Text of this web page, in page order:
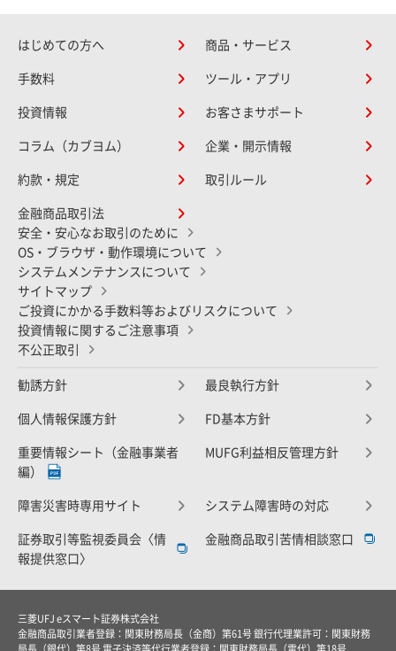
はじめての方へ 商品・サービス
手数料 ツール・アプリ
投資情報 お客さまサポート
コラム（カブヨム） 企業・開示情報
約款・規定 取引ルール
金融商品取引法
安全・安心なお取引のために
OS・ブラウザ・動作環境について
システムメンテナンスについて
サイトマップ
ご投資にかかる手数料等およびリスクについて
投資情報に関するご注意事項
不公正取引
勧誘方針 最良執行方針
個人情報保護方針 FD基本方針
重要情報シート（金融事業者
編）
MUFG利益相反管理方針
障害災害時専用サイト システム障害時の対応
証券取引等監視委員会〈情
報提供窓口〉
金融商品取引苦情相談窓口
三菱UFJ eスマート証券株式会社
金融商品取引業者登録：関東財務局長（金商）第61号 銀行代理業許可：関東財務
局長（銀代）第8号 電子決済等代行業者登録：関東財務局長（電代）第18号